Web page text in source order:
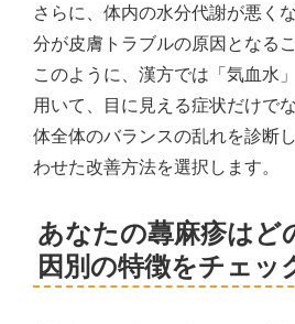
さらに、体内の水分代謝が悪く
分が皮膚トラブルの原因となる
このように、漢方では「気血水
用いて、目に見える症状だけで
体全体のバランスの乱れを診断
わせた改善方法を選択します。
あなたの蕁麻疹はど
因別の特徴をチェッ